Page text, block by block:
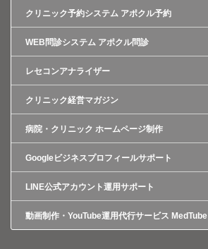
クリニック予約システム アポクル予約
WEB問診システム アポクル問診
レセコンアナライザー
クリニック経営マガジン
病院・クリニック ホームページ制作
Googleビジネスプロフィールサポート
LINE公式アカウント運用サポート
動画制作・YouTube運用代行サービス MedTube